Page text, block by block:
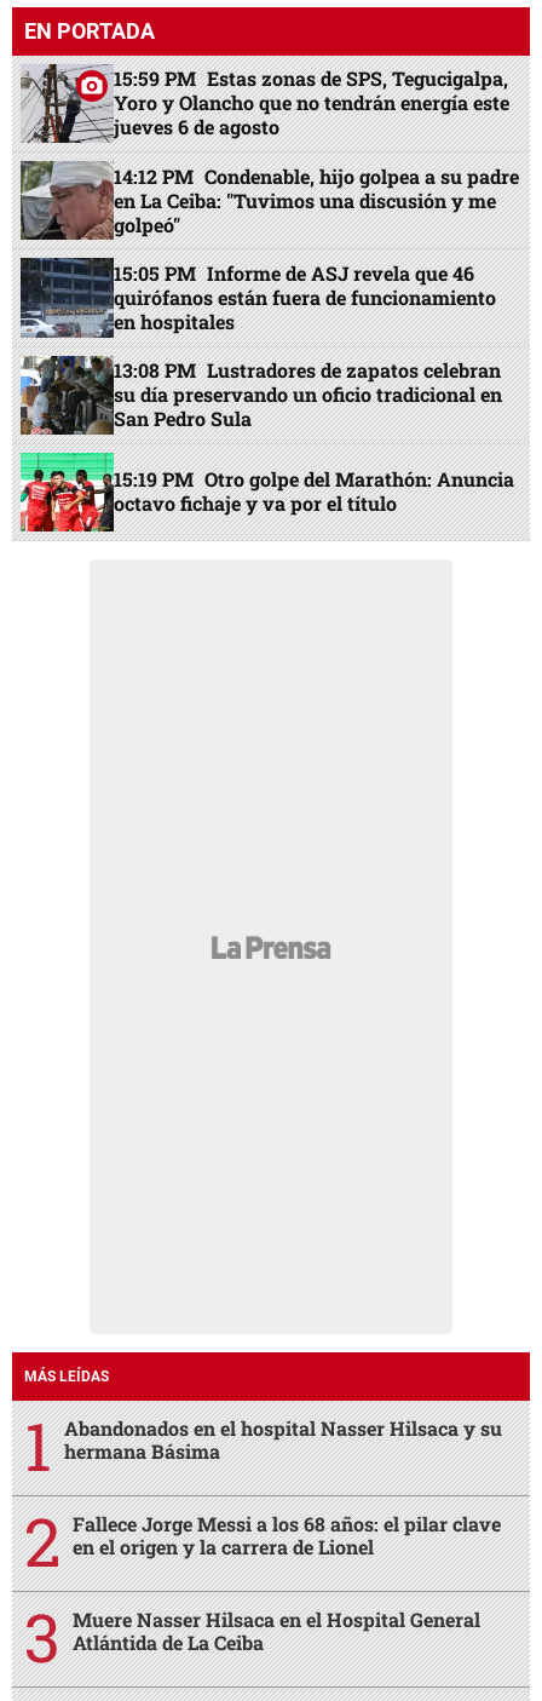
EN PORTADA
15:59 PM Estas zonas de SPS, Tegucigalpa,
Yoro y Olancho que no tendrán energía este
jueves 6 de agosto
14:12 PM Condenable, hijo golpea a su padre
en La Ceiba: "Tuvimos una discusión y me
golpeó"
15:05 PM Informe de ASJ revela que 46
quirófanos están fuera de funcionamiento
en hospitales
13:08 PM Lustradores de zapatos celebran
su día preservando un oficio tradicional en
San Pedro Sula
15:19 PM Otro golpe del Marathón: Anuncia
octavo fichaje y va por el título
MÁS LEÍDAS
Abandonados en el hospital Nasser Hilsaca y su
hermana Básima
Fallece Jorge Messi a los 68 años: el pilar clave
en el origen y la carrera de Lionel
Muere Nasser Hilsaca en el Hospital General
Atlántida de La Ceiba